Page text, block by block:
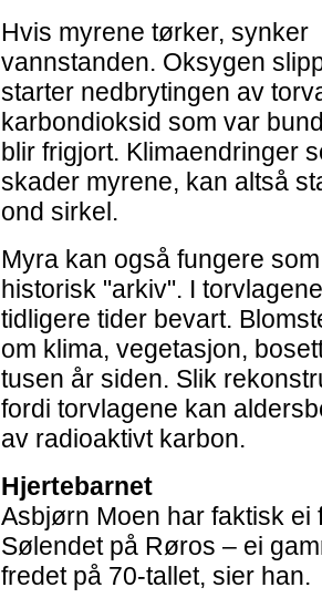
Hvis myrene tørker, synker
vannstanden. Oksygen
starter nedbrytingen av
karbondioksid som var
blir frigjort. Klimaendringer
skader myrene, kan altså
ond sirkel.
Myra kan også fungere
historisk "arkiv". I
tidligere tider bevart.
om klima, vegetasjon,
tusen år siden. Slik
fordi torvlagene kan
av radioaktivt karbon.
Hjertebarnet
Asbjørn Moen har faktisk ei
Sølendet på Røros – ei
fredet på 70-tallet, sier han.